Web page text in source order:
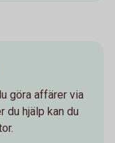
göra affärer via
du hjälp kan du